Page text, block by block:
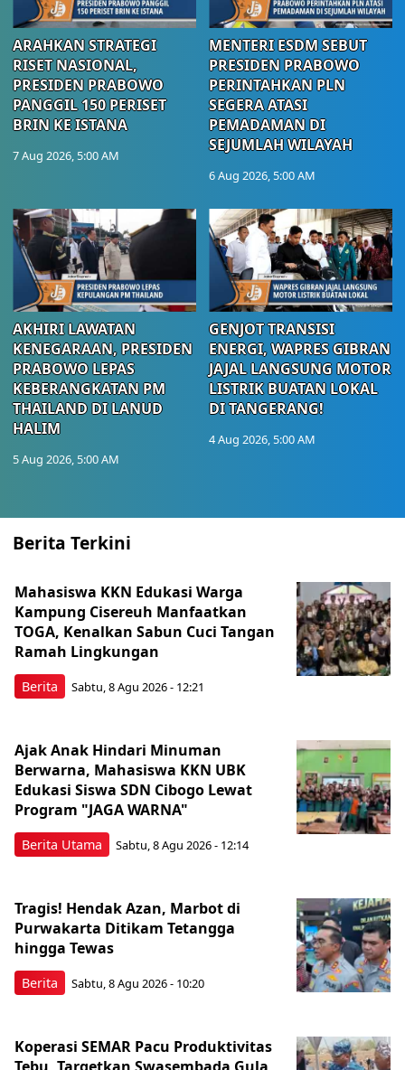
ARAHKAN STRATEGI
RISET NASIONAL,
PRESIDEN PRABOWO
PANGGIL 150 PERISET
BRIN KE ISTANA
7 Aug 2026, 5:00 AM
MENTERI ESDM SEBUT
PRESIDEN PRABOWO
PERINTAHKAN PLN
SEGERA ATASI
PEMADAMAN DI
SEJUMLAH WILAYAH
6 Aug 2026, 5:00 AM
AKHIRI LAWATAN
KENEGARAAN, PRESIDEN
PRABOWO LEPAS
KEBERANGKATAN PM
THAILAND DI LANUD
HALIM
5 Aug 2026, 5:00 AM
GENJOT TRANSISI
ENERGI, WAPRES GIBRAN
JAJAL LANGSUNG MOTOR
LISTRIK BUATAN LOKAL
DI TANGERANG!
4 Aug 2026, 5:00 AM
Berita Terkini
Berita
Mahasiswa KKN Edukasi Warga
Kampung Cisereuh Manfaatkan
TOGA, Kenalkan Sabun Cuci Tangan
Ramah Lingkungan
Sabtu, 8 Agu 2026 - 12:21
Berita Utama
Ajak Anak Hindari Minuman
Berwarna, Mahasiswa KKN UBK
Edukasi Siswa SDN Cibogo Lewat
Program "JAGA WARNA"
Sabtu, 8 Agu 2026 - 12:14
Berita
Tragis! Hendak Azan, Marbot di
Purwakarta Ditikam Tetangga
hingga Tewas
Sabtu, 8 Agu 2026 - 10:20
Koperasi SEMAR Pacu Produktivitas